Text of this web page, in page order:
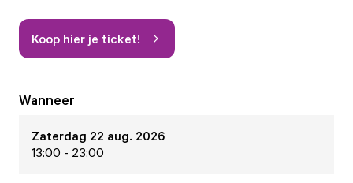
Koop hier je ticket!
Wanneer
Zaterdag 22 aug. 2026
13:00 - 23:00